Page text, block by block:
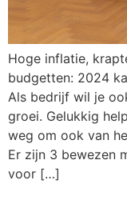
Hoge inflatie,
budgetten: 2024
Als bedrijf wil je
groei. Gelukkig
weg om ook van
Er zijn 3 bewezen
voor […]